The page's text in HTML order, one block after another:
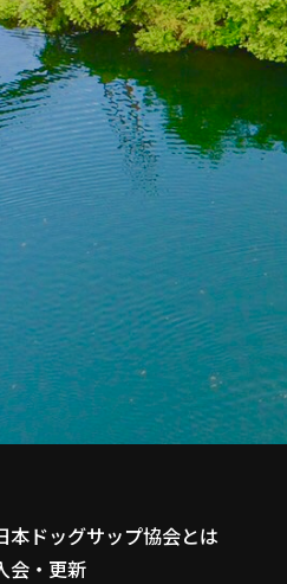
本ドッグサップ協会とは
会・更新